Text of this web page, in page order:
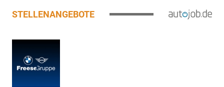
STELLENANGEBOTE